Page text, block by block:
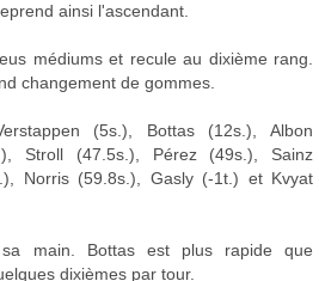
ainsi l'ascendant.
médiums et recule au dixième rang.
changement de gommes.
(5s.), Bottas (12s.), Albon
Stroll (47.5s.), Pérez (49s.), Sainz
Norris (59.8s.), Gasly (-1t.) et Kvyat
main. Bottas est plus rapide que
dixièmes par tour.